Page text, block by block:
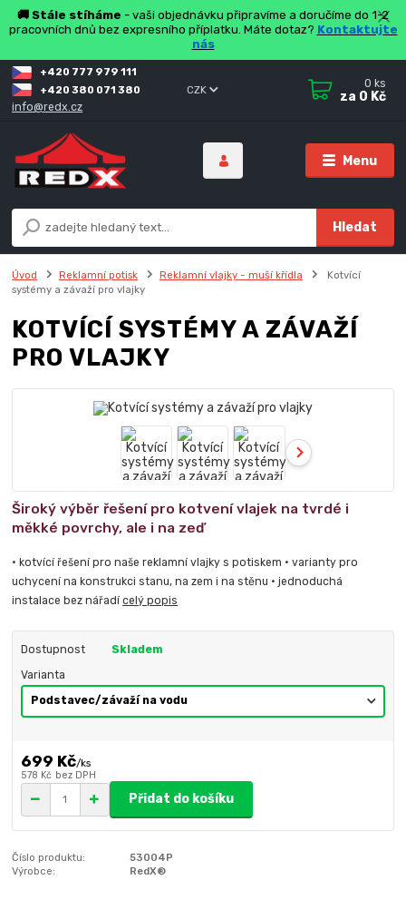
🚚 Stále stíháme - vaši objednávku připravíme a doručíme do 1-2
pracovních dnů bez expresního příplatku. Máte dotaz? Kontaktujte
nás
Menu
CZK
Hledat
+420 777 979 111
+420 380 071 380
info@redx.cz
0 ks
za 0 Kč
Úvod Reklamní potisk Reklamní vlajky - muší křídla
Kotvící
systémy a závaží pro vlajky
KOTVÍCÍ SYSTÉMY A ZÁVAŽÍ
PRO VLAJKY
Široký výběr řešení pro kotvení vlajek na tvrdé i
měkké povrchy, ale i na zeď
• kotvící řešení pro naše reklamní vlajky s potiskem • varianty pro
uchycení na konstrukci stanu, na zem i na stěnu • jednoduchá
instalace bez nářadícelý popis
Dostupnost Skladem
Varianta
699 Kč/ks
578 Kč bez DPH
Přidat do košíku
Číslo produktu:
53004P
Výrobce:
RedX®